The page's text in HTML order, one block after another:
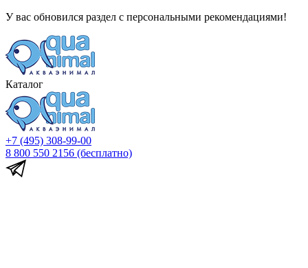
У вас обновился раздел с персональными рекомендациями!
Каталог
+7 (495) 308-99-00
8 800 550 2156 (бесплатно)